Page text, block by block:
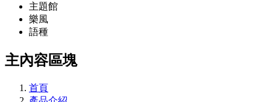
主題館
樂風
語種
主內容區塊
首頁